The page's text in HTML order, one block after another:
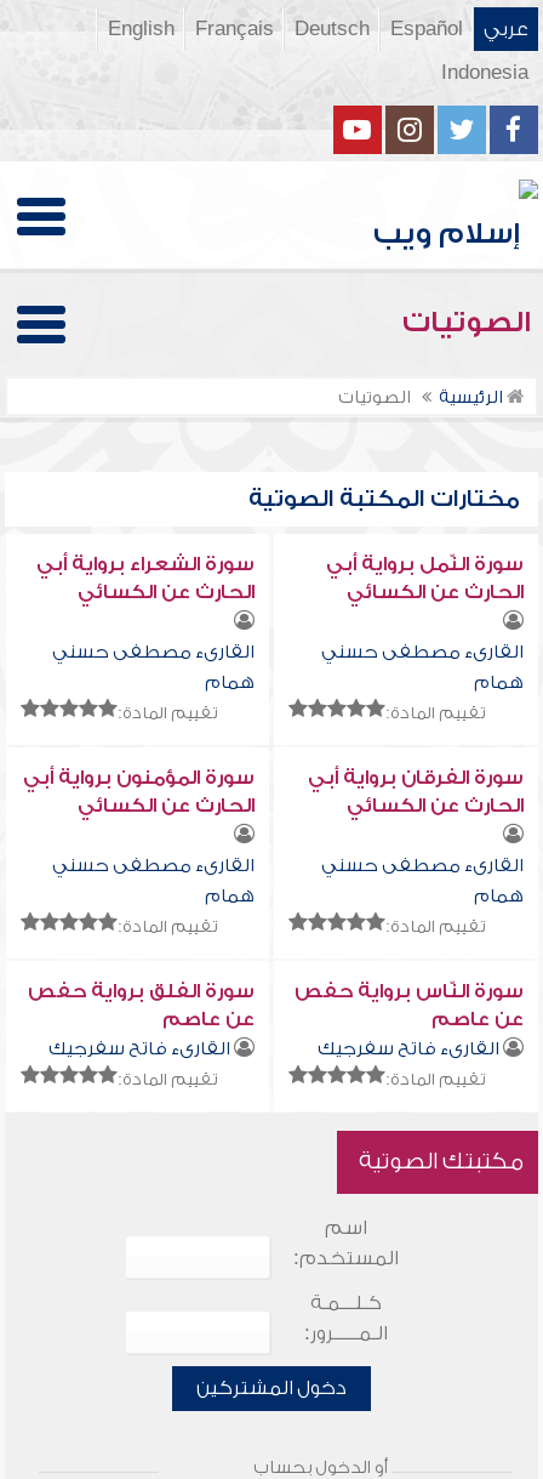
عربي Español
Deutsch
Français
English
Indonesia
الصوتيات
الرئيسية الصوتيات
مختارات المكتبة الصوتية
سورة النّمل برواية أبي
الحارث عن الكسائي
القارىء مصطفى حسني
همام
تقييم المادة:
سورة الشعراء برواية أبي
الحارث عن الكسائي
القارىء مصطفى حسني
همام
تقييم المادة:
سورة الفرقان برواية أبي
الحارث عن الكسائي
القارىء مصطفى حسني
همام
تقييم المادة:
سورة المؤمنون برواية أبي
الحارث عن الكسائي
القارىء مصطفى حسني
همام
تقييم المادة:
سورة النّاس برواية حفص
عن عاصم
القارىء فاتح سفرجيك
تقييم المادة:
سورة الفلق برواية حفص
عن عاصم
القارىء فاتح سفرجيك
تقييم المادة:
مكتبتك الصوتية
اسم
المستخدم:
كـلـــمـة
الـمـــــرور:
دخول المشتركين
أو الدخول بحساب